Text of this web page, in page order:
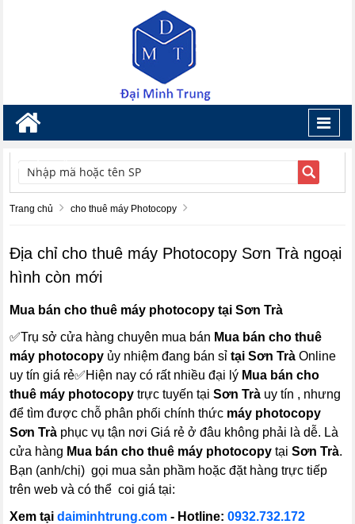
TÌM KIẾM
Trang chủ cho thuê máy Photocopy
Địa chỉ cho thuê máy Photocopy Sơn Trà ngoại
hình còn mới
Mua bán cho thuê máy photocopy tại Sơn Trà
✅Trụ sở cửa hàng chuyên mua bán Mua bán cho thuê
máy photocopy ủy nhiệm đang bán sỉ tại Sơn Trà Online
uy tín giá rẻ✅Hiện nay có rất nhiều đại lý Mua bán cho
thuê máy photocopy trực tuyến tạiSơn Trà uy tín , nhưng
để tìm được chỗ phân phối chính thức máy photocopy
Sơn Trà phục vụ tận nơi Giá rẻ ở đâu không phải là dễ. Là
cửa hàng Mua bán cho thuê máy photocopytạiSơn Trà.
Bạn (anh/chị) gọi mua sản phầm hoặc đặt hàng trực tiếp
trên web và có thể coi giá tại:
Xem tạidaiminhtrung.com - Hotline:0932.732.172